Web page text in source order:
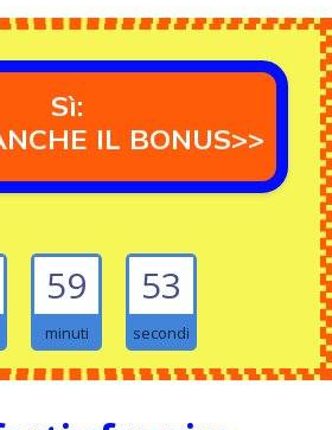
Sì:
IL BONUS>>
59
minuti
52
secondi